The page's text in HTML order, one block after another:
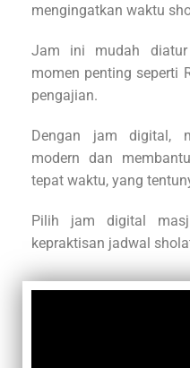
mengingatkan waktu
Jam ini mudah
momen penting seperti
pengajian.
Dengan jam digital,
modern dan
tepat waktu, yang
Pilih jam digital
kepraktisan jadwal